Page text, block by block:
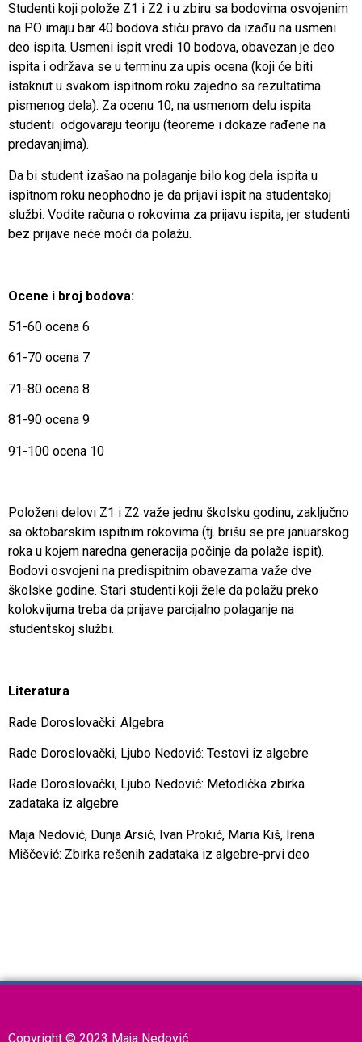
Studenti koji polože Z1 i Z2 i u zbiru sa bodovima osvojenim
na PO imaju bar 40 bodova stiču pravo da izađu na usmeni
deo ispita. Usmeni ispit vredi 10 bodova, obavezan je deo
ispita i održava se u terminu za upis ocena (koji će biti
istaknut u svakom ispitnom roku zajedno sa rezultatima
pismenog dela). Za ocenu 10, na usmenom delu ispita
studenti odgovaraju teoriju (teoreme i dokaze rađene na
predavanjima).
Da bi student izašao na polaganje bilo kog dela ispita u
ispitnom roku neophodno je da prijavi ispit na studentskoj
službi. Vodite računa o rokovima za prijavu ispita, jer studenti
bez prijave neće moći da polažu.
Ocene i broj bodova:
51-60 ocena 6
61-70 ocena 7
71-80 ocena 8
81-90 ocena 9
91-100 ocena 10
Položeni delovi Z1 i Z2 važe jednu školsku godinu, zaključno
sa oktobarskim ispitnim rokovima (tj. brišu se pre januarskog
roka u kojem naredna generacija počinje da polaže ispit).
Bodovi osvojeni na predispitnim obavezama važe dve
školske godine. Stari studenti koji žele da polažu preko
kolokvijuma treba da prijave parcijalno polaganje na
studentskoj službi.
Literatura
Rade Doroslovački: Algebra
Rade Doroslovački, Ljubo Nedović: Testovi iz algebre
Rade Doroslovački, Ljubo Nedović: Metodička zbirka
zadataka iz algebre
Maja Nedović, Dunja Arsić, Ivan Prokić, Maria Kiš, Irena
Miščević: Zbirka rešenih zadataka iz algebre-prvi deo
Copyright © 2023 Maja Nedović